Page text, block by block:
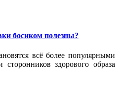
босиком полезны?
всё более популярными
здорового образа